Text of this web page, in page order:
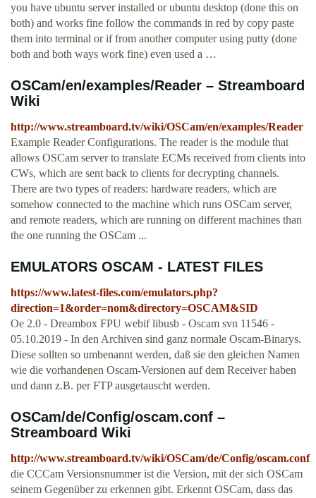
you have ubuntu server installed or ubuntu desktop (done this on
both) and works fine follow the commands in red by copy paste
them into terminal or if from another computer using putty (done
both and both ways work fine) even used a …
OSCam/en/examples/Reader – Streamboard
Wiki
http://www.streamboard.tv/wiki/OSCam/en/examples/Reader
Example Reader Configurations. The reader is the module that
allows OSCam server to translate ECMs received from clients into
CWs, which are sent back to clients for decrypting channels.
There are two types of readers: hardware readers, which are
somehow connected to the machine which runs OSCam server,
and remote readers, which are running on different machines than
the one running the OSCam ...
EMULATORS OSCAM - LATEST FILES
https://www.latest-files.com/emulators.php?
direction=1&order=nom&directory=OSCAM&SID
Oe 2.0 - Dreambox FPU webif libusb - Oscam svn 11546 -
05.10.2019 - In den Archiven sind ganz normale Oscam-Binarys.
Diese sollten so umbenannt werden, daß sie den gleichen Namen
wie die vorhandenen Oscam-Versionen auf dem Receiver haben
und dann z.B. per FTP ausgetauscht werden.
OSCam/de/Config/oscam.conf –
Streamboard Wiki
http://www.streamboard.tv/wiki/OSCam/de/Config/oscam.conf
die CCCam Versionsnummer ist die Version, mit der sich OSCam
seinem Gegenüber zu erkennen gibt. Erkennt OSCam, dass das